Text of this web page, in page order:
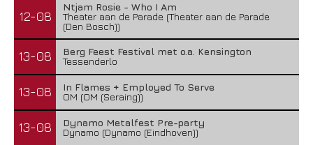
12-08
Ntjam Rosie - Who I Am
Theater aan de Parade (Theater aan de Parade
(Den Bosch))
13-08
Berg Feest Festival met o.a. Kensington
Tessenderlo
13-08
In Flames + Employed To Serve
OM (OM (Seraing))
13-08
Dynamo Metalfest Pre-party
Dynamo (Dynamo (Eindhoven))